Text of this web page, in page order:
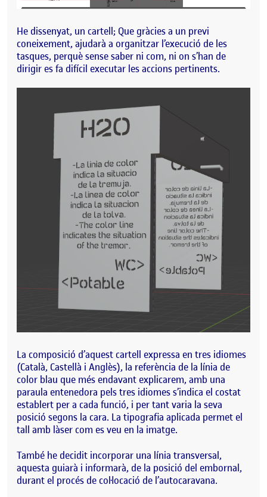
He dissenyat, un cartell; Que gràcies a un previ
coneixement, ajudarà a organitzar l’execució de les
tasques, perquè sense saber ni com, ni on s’han de
dirigir es fa difícil executar les accions pertinents.
La composició d’aquest cartell expressa en tres idiomes
(Català, Castellà i Anglès), la referència de la línia de
color blau que més endavant explicarem, amb una
paraula entenedora pels tres idiomes s’indica el costat
establert per a cada funció, i per tant varia la seva
posició segons la cara. La tipografia aplicada permet el
tall amb làser com es veu en la imatge.
També he decidit incorporar una línia transversal,
aquesta guiarà i informarà, de la posició del embornal,
durant el procés de col·locació de l’autocaravana.